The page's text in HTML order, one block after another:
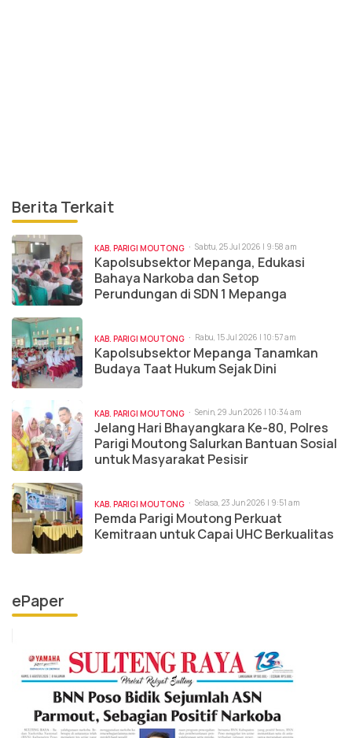
Berita Terkait
KAB. PARIGI MOUTONG Sabtu, 25 Jul 2026 | 9:58 am
Kapolsubsektor Mepanga, Edukasi
Bahaya Narkoba dan Setop
Perundungan di SDN 1 Mepanga
KAB. PARIGI MOUTONG Rabu, 15 Jul 2026 | 10:57 am
Kapolsubsektor Mepanga Tanamkan
Budaya Taat Hukum Sejak Dini
KAB. PARIGI MOUTONG Senin, 29 Jun 2026 | 10:34 am
Jelang Hari Bhayangkara Ke-80, Polres
Parigi Moutong Salurkan Bantuan Sosial
untuk Masyarakat Pesisir
KAB. PARIGI MOUTONG Selasa, 23 Jun 2026 | 9:51 am
Pemda Parigi Moutong Perkuat
Kemitraan untuk Capai UHC Berkualitas
ePaper